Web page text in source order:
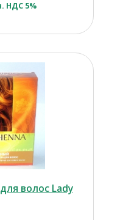
НДС 5%
волос Lady